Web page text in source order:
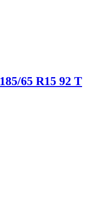
185/65 R15 92 T